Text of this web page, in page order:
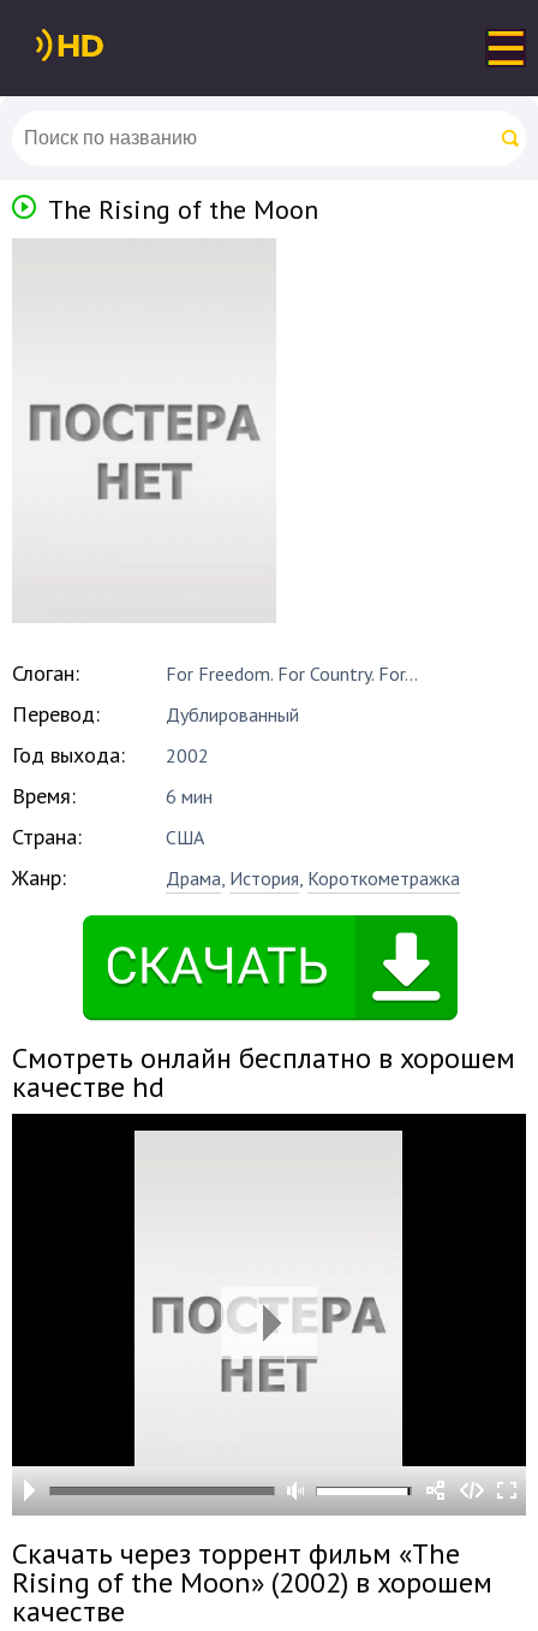
The Rising of the Moon
Слоган: For Freedom. For Country. For...
Перевод: Дублированный
Год выхода: 2002
Время: 6 мин
Страна: США
Жанр: Драма, История, Короткометражка
Смотреть онлайн бесплатно в хорошем
качестве hd
Скачать через торрент фильм «The
Rising of the Moon» (2002) в хорошем
качестве